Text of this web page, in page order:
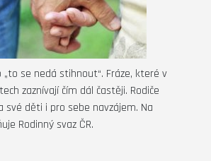
„to se nedá stihnout“. Fráze, které v
zaznívají čím dál častěji. Rodiče
své děti i pro sebe navzájem. Na
Rodinný svaz ČR.